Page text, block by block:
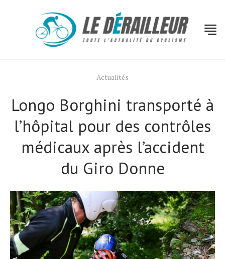
Actualités
Longo Borghini transporté à
l’hôpital pour des contrôles
médicaux après l’accident
du Giro Donne